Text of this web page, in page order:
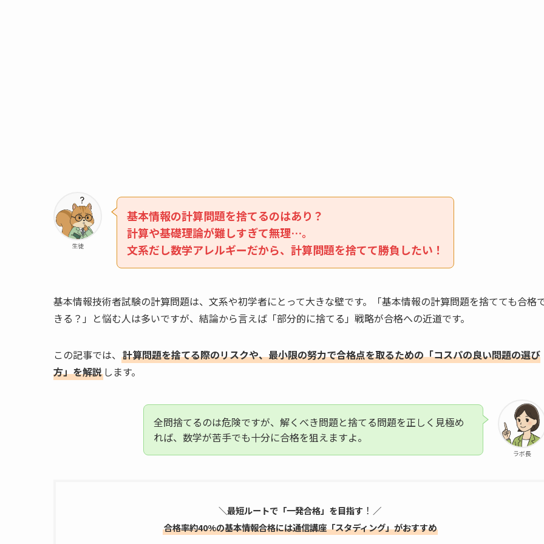
生徒
基本情報の計算問題を捨てるのはあり？
計算や基礎理論が難しすぎて無理…。
文系だし数学アレルギーだから、計算問題を捨てて勝負したい！
基本情報技術者試験の計算問題は、文系や初学者にとって大きな壁です。「基本情報の計算問題を捨てても合格
きる？」と悩む人は多いですが、結論から言えば「部分的に捨てる」戦略が合格への近道です。
この記事では、 計算問題を捨てる際のリスクや、最小限の努力で合格点を取るための「コスパの良い問題の選び
方」を解説 します。
ラボ長
全問捨てるのは危険ですが、解くべき問題と捨てる問題を正しく見極め
れば、数学が苦手でも十分に合格を狙えますよ。
＼最短ルートで「一発合格」を目指す ！ ／
合格率約40%の基本情報合格には通信講座「スタディング」がおすすめ